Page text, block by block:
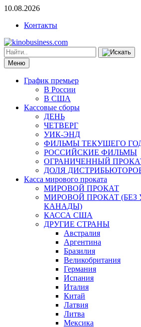
10.08.2026
Контакты
Меню
График премьер
В России
В США
Кассовые сборы
ДЕНЬ
ЧЕТВЕРГ
УИК-ЭНД
ФИЛЬМЫ ТЕКУЩЕГО
РОССИЙСКИЕ ФИЛЬМЫ
ОГРАНИЧЕННЫЙ
ДОЛЯ
Касса мирового проката
МИРОВОЙ ПРОКАТ
МИРОВОЙ ПРОКАТ (БЕЗ
КАНАДЫ)
КАССА США
ДРУГИЕ СТРАНЫ
Австралия
Аргентина
Бразилия
Великобритания
Германия
Испания
Италия
Китай
Латвия
Литва
Мексика